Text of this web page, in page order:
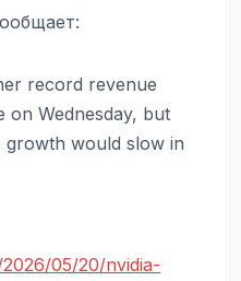
record revenue
on Wednesday, but
would slow in
05/20/nvidia-